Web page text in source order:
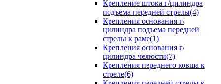
Крепление штока г/цилиндра
подъема передней стрелы(4)
Крепления основания г/
цилиндра подъема передней
стрелы к раме(1)
Крепления основания г/
цилиндра челюсти(7)
Крепления переднего ковша к
стреле(6)